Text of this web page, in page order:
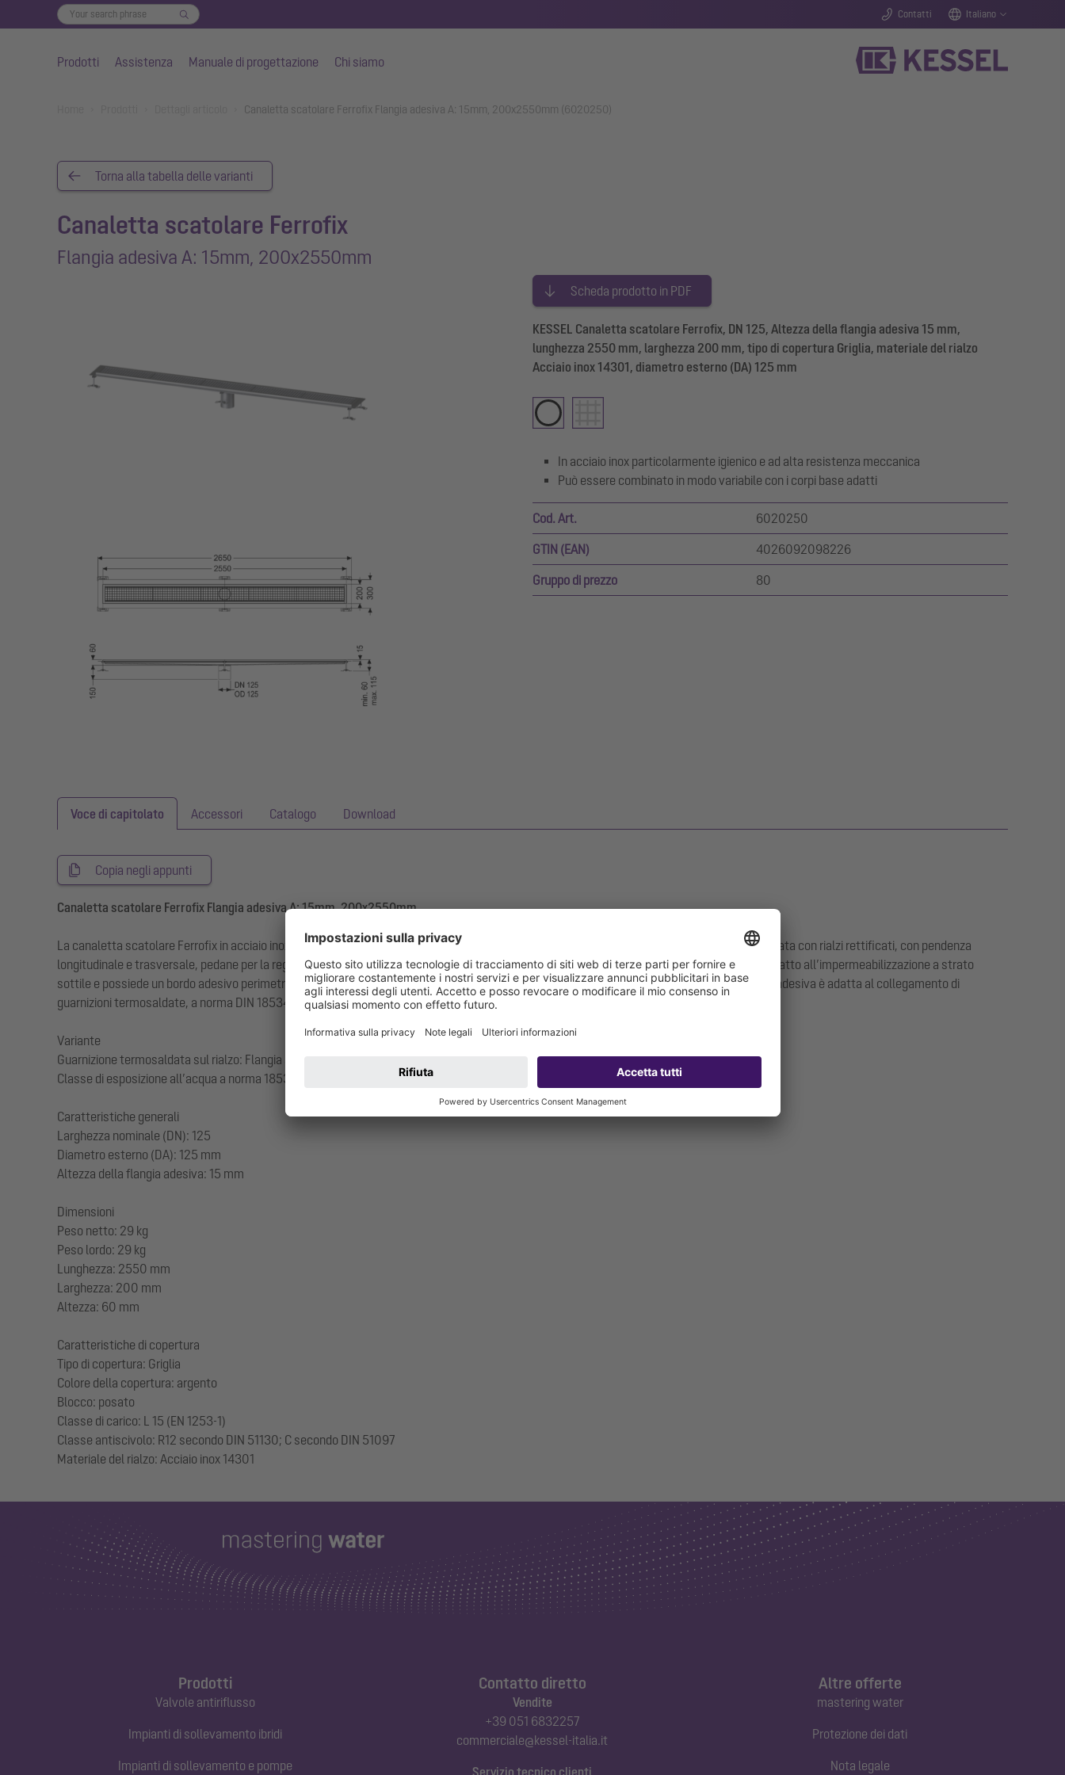
Contatti Italiano
Prodotti Assistenza Manuale di progettazione Chi siamo
Canaletta scatolare Ferrofix Flangia adesiva A: 15mm, 200x2550mm (6020250)
Torna alla tabella delle varianti
Canaletta scatolare Ferrofix
Flangia adesiva A: 15mm, 200x2550mm
Scheda prodotto in PDF
KESSEL Canaletta scatolare Ferrofix, DN 125, Altezza della flangia adesiva 15 mm,
lunghezza 2550 mm, larghezza 200 mm, tipo di copertura Griglia, materiale del rialzo
Acciaio inox 14301, diametro esterno (DA) 125 mm
In acciaio inox particolarmente igienico e ad alta resistenza meccanica
Può essere combinato in modo variabile con i corpi base adatti
Cod. Art. 6020250
GTIN (EAN) 4026092098226
Gruppo di prezzo 80
Voce di capitolato Accessori Catalogo Download
Copia negli appunti
Canaletta scatolare Ferrofix Flangia adesiva A: 15mm, 200x2550mm
La canaletta scatolare Ferrofix in acciaio inox con uno spessore del materiale di 2,0 mm (mordenzato in soluzione di immersione) è equipaggiata con rialzi rettificati, con pendenza
longitudinale e trasversale, pedane per la regolazione dell’altezza e con un bocchettone di uscita in acciaio inox. Il profilo della canaletta è adatto all’impermeabilizzazione a strato
sottile e possiede un bordo adesivo perimetrale (15 mm di profondità e smussato di 50 mm verso l’esterno) con giunture saldate. La flangia adesiva è adatta al collegamento di
guarnizioni termosaldate, a norma DIN 18534, per tutte le classi di esposizione all’acqua.
Variante
Guarnizione termosaldata sul rialzo: Flangia adesiva (adatta come barriera contro l’umidità)
Classe di esposizione all’acqua a norma 18534-1 (fino al valore indicato compreso): W3-I
Caratteristiche generali
Larghezza nominale (DN): 125
Diametro esterno (DA): 125 mm
Altezza della flangia adesiva: 15 mm
Dimensioni
Peso netto: 29 kg
Peso lordo: 29 kg
Lunghezza: 2550 mm
Larghezza: 200 mm
Altezza: 60 mm
Caratteristiche di copertura
Tipo di copertura: Griglia
Colore della copertura: argento
Blocco: posato
Classe di carico: L 15 (EN 1253-1)
Classe antiscivolo: R12 secondo DIN 51130; C secondo DIN 51097
Prodotti
Valvole antiriflusso
Impianti di sollevamento ibridi
Impianti di sollevamento e pompe
Contatto diretto
Vendite
+39 051 6832257
commerciale@kessel-italia.it
Servizio tecnico clienti
Altre offerte
mastering water
Protezione dei dati
Nota legale